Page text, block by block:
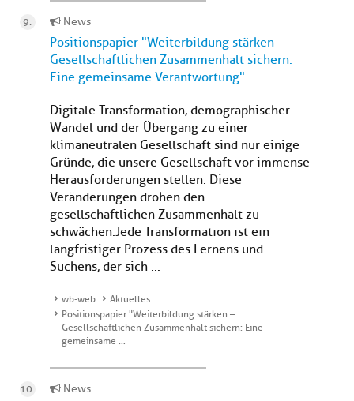
News
Positionspapier "Weiterbildung stärken –
Gesellschaftlichen Zusammenhalt sichern:
Eine gemeinsame Verantwortung"
Digitale Transformation, demographischer
Wandel und der Übergang zu einer
klimaneutralen Gesellschaft sind nur einige
Gründe, die unsere Gesellschaft vor immense
Herausforderungen stellen. Diese
Veränderungen drohen den
gesellschaftlichen Zusammenhalt zu
schwächen.Jede Transformation ist ein
langfristiger Prozess des Lernens und
Suchens, der sich ...
wb-web
Aktuelles
Positionspapier "Weiterbildung stärken –
Gesellschaftlichen Zusammenhalt sichern: Eine
gemeinsame …
News